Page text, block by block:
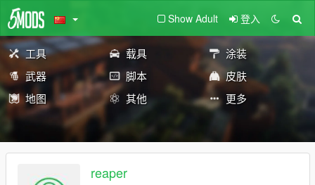
Show Adult 登入
工具 载具
涂装
武器
脚本
皮肤
地图
其他 更多
reaper